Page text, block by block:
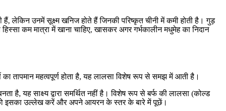
हैं, लेकिन उनमें सूक्ष्म खनिज होते हैं जिनकी परिष्कृत चीनी में कमी होती है। गुड़
कम मात्रा में खाना चाहिए, खासकर अगर गर्भकालीन मधुमेह का निदान
का तापमान महत्वपूर्ण होता है, यह लालसा विशेष रूप से समझ में आती है।
है, यह साक्ष्य द्वारा समर्थित नहीं है। विशेष रूप से बर्फ की लालसा (कोल्ड
को इसका उल्लेख करें और अपने आयरन के स्तर के बारे में पूछें।